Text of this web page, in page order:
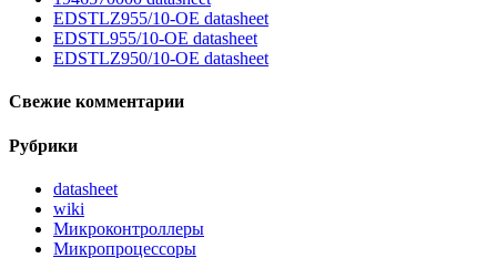
EDSTLZ955/10-OE datasheet
EDSTL955/10-OE datasheet
EDSTLZ950/10-OE datasheet
Свежие комментарии
Рубрики
datasheet
wiki
Микроконтроллеры
Микропроцессоры